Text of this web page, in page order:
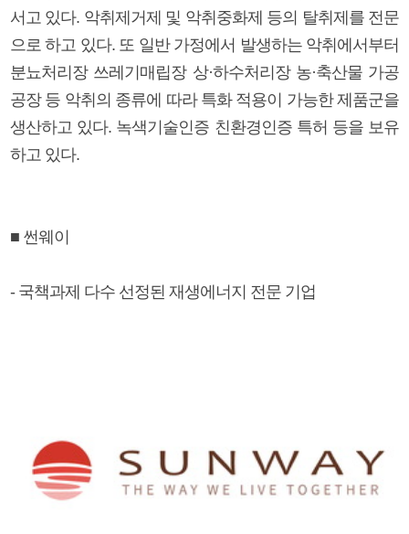
서고 있다. 악취제거제 및 악취중화제 등의 탈취제를 전문
으로 하고 있다. 또 일반 가정에서 발생하는 악취에서부터
분뇨처리장 쓰레기매립장 상·하수처리장 농·축산물 가공
공장 등 악취의 종류에 따라 특화 적용이 가능한 제품군을
생산하고 있다. 녹색기술인증 친환경인증 특허 등을 보유
하고 있다.
■ 썬웨이
- 국책과제 다수 선정된 재생에너지 전문 기업